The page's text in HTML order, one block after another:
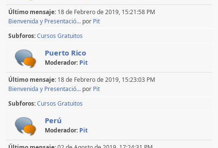
Último mensaje: 18 de Febrero de 2019, 15:21:58 PM
Bienvenida y Presentació... por Pit
Subforos Cursos Gratuitos
Puerto Rico
Moderador: Pit
Último mensaje: 18 de Febrero de 2019, 15:23:03 PM
Bienvenida y Presentació... por Pit
Subforos Cursos Gratuitos
Perú
Moderador: Pit